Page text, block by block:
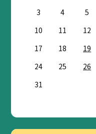
3
4 5
10
11 12
17
18 19
24
25 26
31